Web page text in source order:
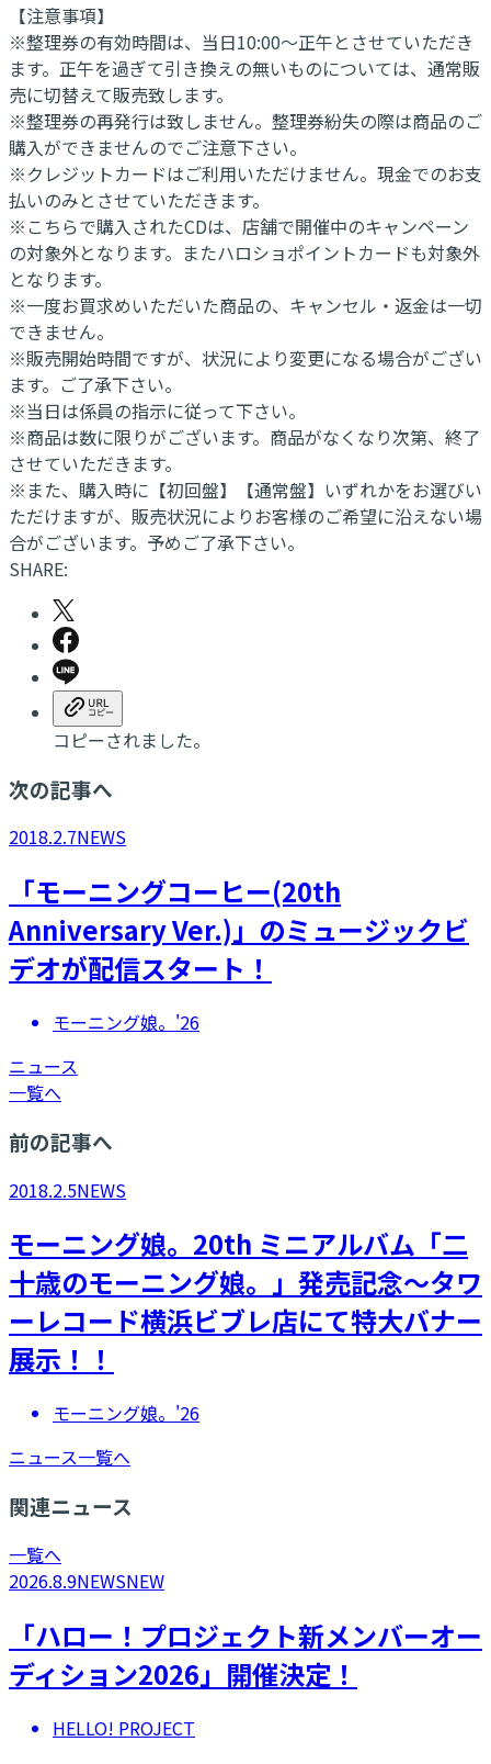
【注意事項】
※整理券の有効時間は、当日10:00～正午とさせていただき
ます。正午を過ぎて引き換えの無いものについては、通常販
売に切替えて販売致します。
※整理券の再発行は致しません。整理券紛失の際は商品のご
購入ができませんのでご注意下さい。
※クレジットカードはご利用いただけません。現金でのお支
払いのみとさせていただきます。
※こちらで購入されたCDは、店舗で開催中のキャンペーン
の対象外となります。またハロショポイントカードも対象外
となります。
※一度お買求めいただいた商品の、キャンセル・返金は一切
できません。
※販売開始時間ですが、状況により変更になる場合がござい
ます。ご了承下さい。
※当日は係員の指示に従って下さい。
※商品は数に限りがございます。商品がなくなり次第、終了
させていただきます。
※また、購入時に【初回盤】【通常盤】いずれかをお選びい
ただけますが、販売状況によりお客様のご希望に沿えない場
合がございます。予めご了承下さい。
SHARE:
コピーされました。
次の記事へ
2018.2.7NEWS
「モーニングコーヒー(20th
Anniversary Ver.)」のミュージックビ
デオが配信スタート！
モーニング娘。'26
ニュース
一覧へ
前の記事へ
2018.2.5NEWS
モーニング娘。20th ミニアルバム「二
十歳のモーニング娘。」発売記念～タワ
ーレコード横浜ビブレ店にて特大バナー
展示！！
モーニング娘。'26
ニュース一覧へ
関連ニュース
一覧へ
2026.8.9NEWSNEW
「ハロー！プロジェクト新メンバーオー
ディション2026」開催決定！
HELLO! PROJECT